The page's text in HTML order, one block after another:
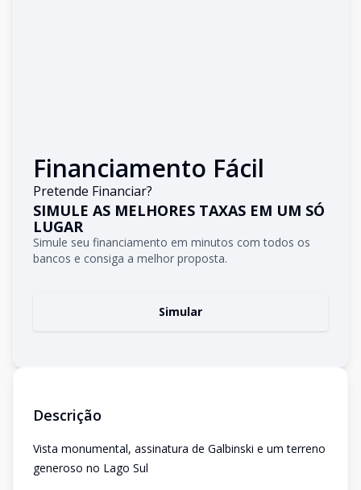
Financiamento Fácil
Pretende Financiar?
SIMULE AS MELHORES TAXAS EM UM SÓ
LUGAR
Simule seu financiamento em minutos com todos os
bancos e consiga a melhor proposta.
Simular
Descrição
Vista monumental, assinatura de Galbinski e um terreno
generoso no Lago Sul